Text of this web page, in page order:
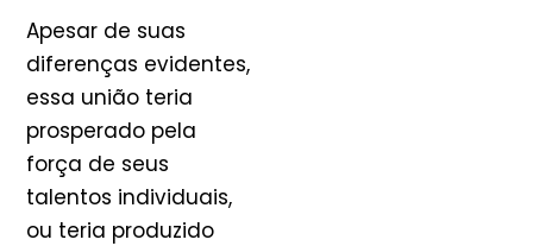
Apesar de suas
diferenças evidentes,
essa união teria
prosperado pela
força de seus
talentos individuais,
ou teria produzido